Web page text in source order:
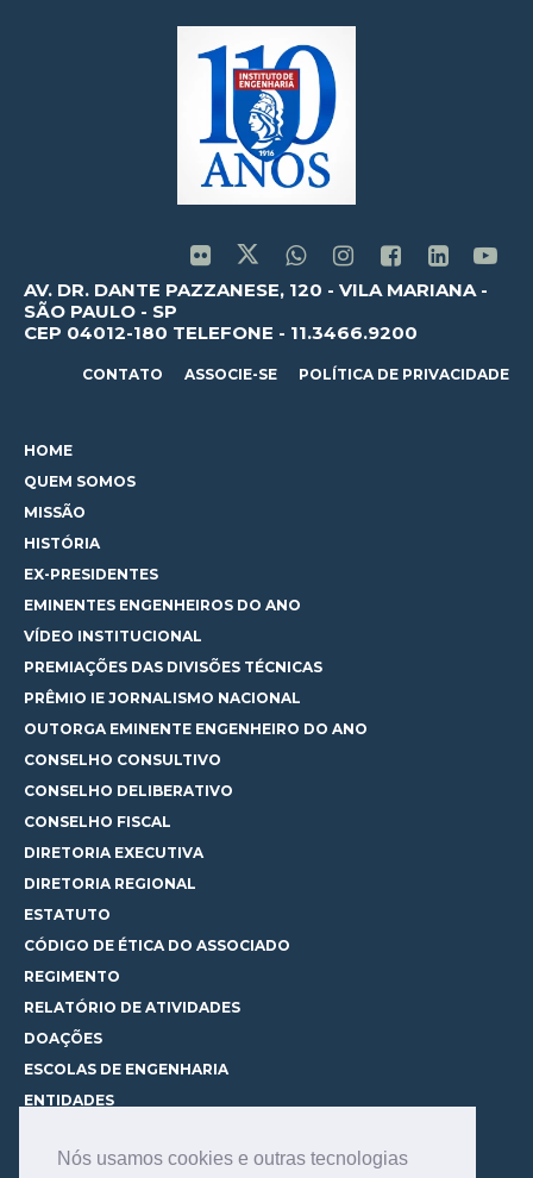
Nós usamos cookies e outras tecnologias
AV. DR. DANTE PAZZANESE, 120 - VILA MARIANA -
SÃO PAULO - SP
CEP 04012-180 TELEFONE - 11.3466.9200
CONTATO ASSOCIE-SE POLÍTICA DE PRIVACIDADE
HOME
QUEM SOMOS
MISSÃO
HISTÓRIA
EX-PRESIDENTES
EMINENTES ENGENHEIROS DO ANO
VÍDEO INSTITUCIONAL
PREMIAÇÕES DAS DIVISÕES TÉCNICAS
PRÊMIO IE JORNALISMO NACIONAL
OUTORGA EMINENTE ENGENHEIRO DO ANO
CONSELHO CONSULTIVO
CONSELHO DELIBERATIVO
CONSELHO FISCAL
DIRETORIA EXECUTIVA
DIRETORIA REGIONAL
ESTATUTO
CÓDIGO DE ÉTICA DO ASSOCIADO
REGIMENTO
RELATÓRIO DE ATIVIDADES
DOAÇÕES
ESCOLAS DE ENGENHARIA
ENTIDADES
CURSOS